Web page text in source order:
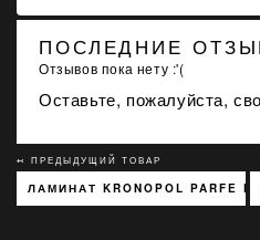
ПОСЛЕДНИЕ
Отзывов пока нету :'(
Оставьте, пожалуйста,
↢ ПРЕДЫДУЩИЙ ТОВАР
ЛАМИНАТ KRONOPOL PARFE